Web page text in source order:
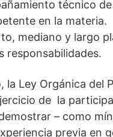
técnico
en la materia.
mediano y largo
responsabilidades.
la Ley Orgánica del
de la
– como
previa en